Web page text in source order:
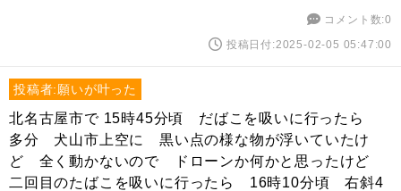
コメント数:0
投稿日付:2025-02-05 05:47:00
投稿者:願いが叶った
北名古屋市で 15時45分頃 だばこを吸いに行ったら
多分 犬山市上空に 黒い点の様な物が浮いていたけ
ど 全く動かないので ドローンか何かと思ったけど
二回目のたばこを吸いに行ったら 16時10分頃 右斜4